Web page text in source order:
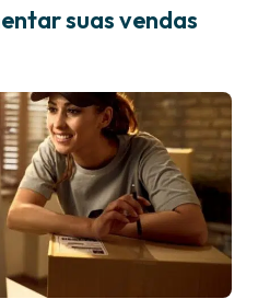
suas vendas